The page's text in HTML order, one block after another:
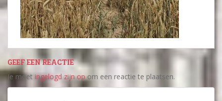
GEEF EEN REACTIE
Je moetingelogd zijn opom een reactie te plaatsen.